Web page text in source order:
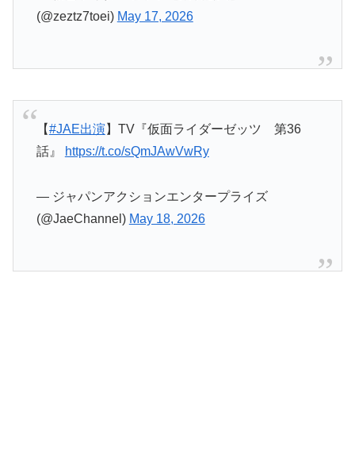
(@zeztz7toei) May 17, 2026
【
話』https://t.co/sQmJAwVwRy
(@JaeChannel) May 18, 2026